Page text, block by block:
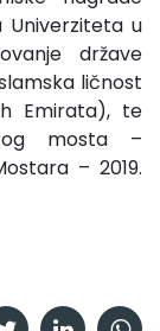
Univerziteta u
države
ličnost
Emirata), te
mosta –
– 2019.